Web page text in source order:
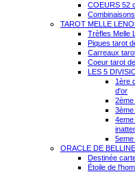
COEURS 52
TAROT MELLE
Trèfles Melle
Piques tarot
Carreaux
Coeur tarot
LES 5
1ère
d'or
ORACLE DE BELLINE
Destinée
Étoile de